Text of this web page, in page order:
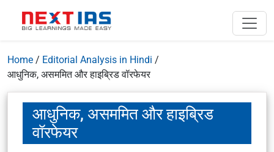
Home / Editorial Analysis in Hindi /
आधुनिक, असममित और हाइब्रिड वॉरफेयर
आधुनिक, असममित और हाइब्रिड
वॉरफेयर